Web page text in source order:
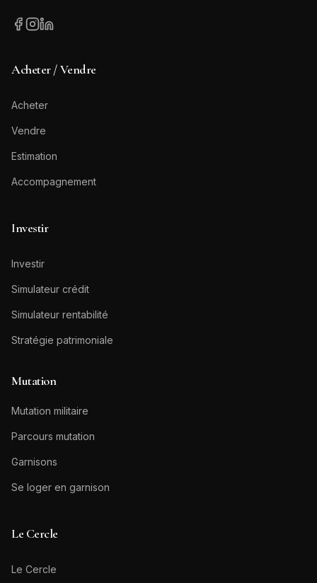
Acheter / Vendre
Acheter
Vendre
Estimation
Accompagnement
Investir
Investir
Simulateur crédit
Simulateur rentabilité
Stratégie patrimoniale
Mutation
Mutation militaire
Parcours mutation
Garnisons
Se loger en garnison
Le Cercle
Le Cercle